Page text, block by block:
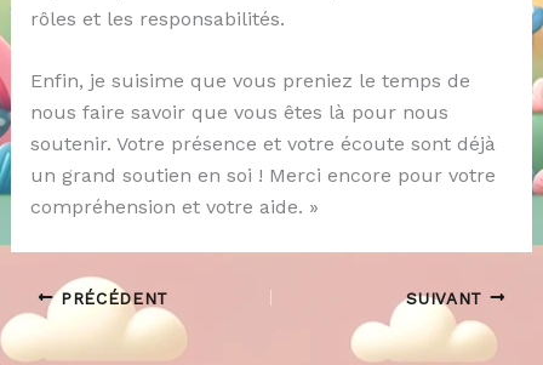
rôles et les responsabilités.
Enfin, je suisime que vous preniez le temps de
nous faire savoir que vous êtes là pour nous
soutenir. Votre présence et votre écoute sont déjà
un grand soutien en soi ! Merci encore pour votre
compréhension et votre aide. »
PRÉCÉDENT SUIVANT